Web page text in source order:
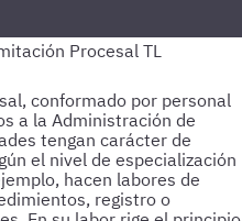
conformado por personal
a la Administración de
tengan carácter de
el nivel de especialización
hacen labores de
registro o